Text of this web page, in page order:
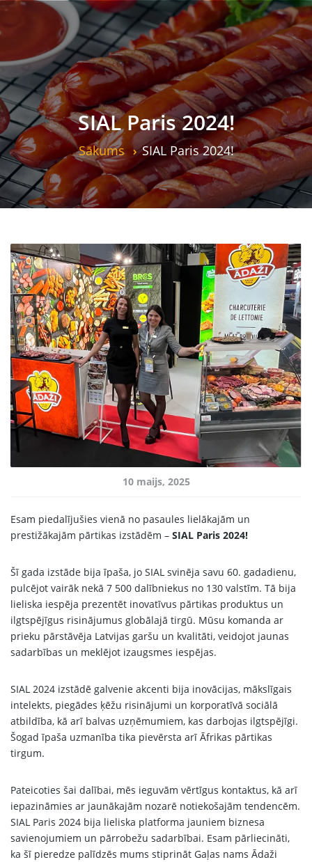
Sākums
Produkcija
Mūsu Partneri
Par ražotāju
Sadarbībai
LV
SIAL Paris 2024!
Sākums SIAL Paris 2024!
10 maijs, 2025
Esam piedalījušies vienā no pasaules lielākajām un
prestižākajām pārtikas izstādēm – SIAL Paris 2024!
Šī gada izstāde bija īpaša, jo SIAL svinēja savu 60. gadadienu,
pulcējot vairāk nekā 7 500 dalībniekus no 130 valstīm. Tā bija
lieliska iespēja prezentēt inovatīvus pārtikas produktus un
ilgtspējīgus risinājumus globālajā tirgū. Mūsu komanda ar
prieku pārstāvēja Latvijas garšu un kvalitāti, veidojot jaunas
sadarbības un meklējot izaugsmes iespējas.
SIAL 2024 izstādē galvenie akcenti bija inovācijas, mākslīgais
intelekts, piegādes ķēžu risinājumi un korporatīvā sociālā
atbildība, kā arī balvas uzņēmumiem, kas darbojas ilgtspējīgi.
Šogad īpaša uzmanība tika pievērsta arī Āfrikas pārtikas
tirgum.
Pateicoties šai dalībai, mēs ieguvām vērtīgus kontaktus, kā arī
iepazināmies ar jaunākajām nozarē notiekošajām tendencēm.
SIAL Paris 2024 bija lieliska platforma jauniem biznesa
savienojumiem un pārrobežu sadarbībai. Esam pārliecināti,
ka šī pieredze palīdzēs mums stiprināt Gaļas nams Ādaži